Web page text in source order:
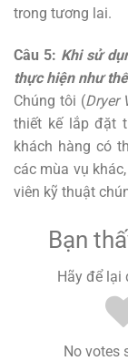
trong tương lai.
Câu 5: Khi sử
thực hiện như
Chúng tôi (Dryer
thiết kế lắp đặt
khách hàng có
các mùa vụ
viên kỹ thuật
Bạn
Hãy để lại
No votes